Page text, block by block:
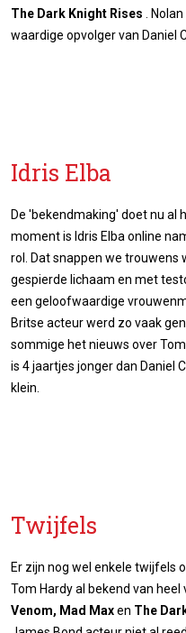
The Dark Knight Rises .
waardige opvolger van Daniel
Idris Elba
De 'bekendmaking' doet nu al
moment is Idris Elba online
rol. Dat snappen we trouwens
gespierde lichaam en met
een geloofwaardige
Britse acteur werd zo vaak
sommige het nieuws over
is 4 jaartjes jonger dan Daniel
klein.
Twijfels
Er zijn nog wel enkele twijfels
Tom Hardy al bekend van
Venom, Mad Maxen The